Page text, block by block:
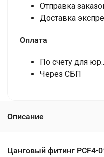
Отправка
Доставка
Оплата
По счету для
Через СБП
Описание
Цанговый фитинг РСF4-